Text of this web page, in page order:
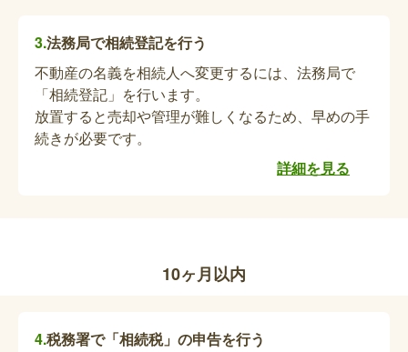
児童扶養手当の資格喪失届・未支払分手当の
請求
【保護者が亡くなられた場合】児童扶養手当の受給
者が死亡した場合、今後児童を養育する方が新たな
受給者として申請することが出来ます。所得制限が
あり、年金等の受給がある場合は、手当の支給が一
部または全部停止となる可能性があります。また申
受給者が死亡した場合、死亡月をもって受給資格が
法務局で相続登記を行う
不動産の名義を相続人へ変更するには、法務局で
「相続登記」を行います。
放置すると売却や管理が難しくなるため、早めの手
続きが必要です。
詳細を見る
10ヶ月以内
税務署で「相続税」の申告を行う